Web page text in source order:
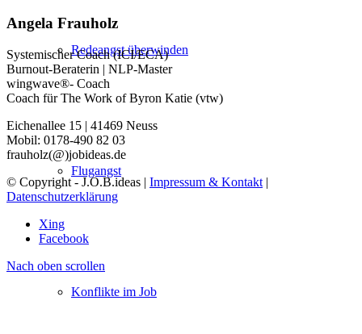
Redeangst überwinden
Flugangst
Konflikte im Job
Angela Frauholz
Systemischer Coach (ICI/ECA)
Burnout-Beraterin | NLP-Master
wingwave®- Coach
Coach für The Work of Byron Katie (vtw)
Eichenallee 15 | 41469 Neuss
Mobil: 0178-490 82 03
frauholz(@)jobideas.de
© Copyright - J.O.B.ideas | Impressum & Kontakt |
Datenschutzerklärung
Xing
Facebook
Nach oben scrollen